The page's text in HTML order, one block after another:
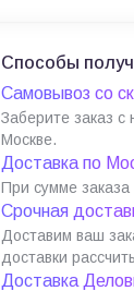
Способы
Самовывоз со
Заберите заказ с
Москве.
Доставка по
При сумме заказа
Срочная
Доставим ваш
доставки
Доставка